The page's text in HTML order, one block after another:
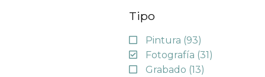
Tipo
Pintura (93)
Fotografía (31)
Grabado (13)